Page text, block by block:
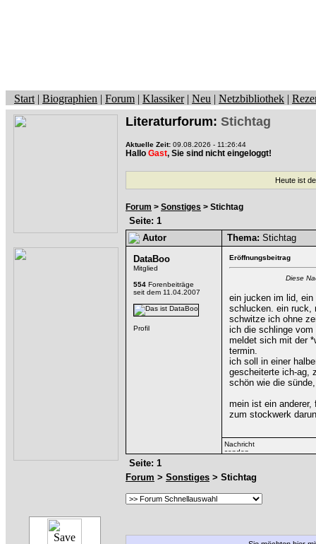
Start | Biographien | Forum | Klassiker| Neu | Netzbibliothek |
Literaturforum: Stichtag
Aktuelle Zeit: 09.08.2026 - 11:26:44
Hallo Gast, Sie sind nicht eingeloggt!
Heute ist
Forum > Sonstiges > Stichtag
Seite: 1
Autor
Thema: Stichtag
DataBoo
Mitglied
554 Forenbeiträge
seit dem 11.04.2007
Eröffnungsbeitrag
Diese
ein jucken im lid,
schlucken. ein ruck,
schwitze ich ohne
ich die schlinge vom
meldet sich mit der
termin.
ich soll in einer
gescheiterte ich-ag,
schön wie die
mein ist ein anderer,
zum stockwerk
Seite: 1
Forum > Sonstiges > Stichtag